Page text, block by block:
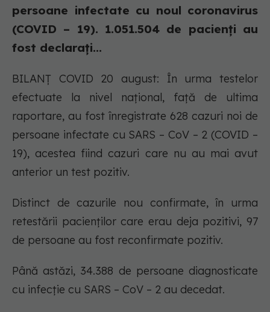
persoane infectate cu noul coronavirus
(COVID – 19). 1.051.504 de pacienți au
fost declarați...
BILANȚ COVID 20 august: În urma testelor
efectuate la nivel național, față de ultima
raportare, au fost înregistrate 628 cazuri noi de
persoane infectate cu SARS – CoV – 2 (COVID –
19), acestea fiind cazuri care nu au mai avut
anterior un test pozitiv.
Distinct de cazurile nou confirmate, în urma
retestării pacienților care erau deja pozitivi, 97
de persoane au fost reconfirmate pozitiv.
Până astăzi, 34.388 de persoane diagnosticate
cu infecție cu SARS – CoV – 2 au decedat.